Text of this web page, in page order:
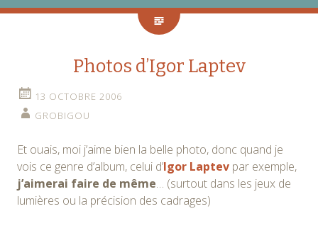
Photos d’Igor Laptev
13 OCTOBRE 2006
GROBIGOU
Et ouais, moi j’aime bien la belle photo, donc quand je
vois ce genre d’album, celui d’Igor Laptev par exemple,
j’aimerai faire de même… (surtout dans les jeux de
lumières ou la précision des cadrages)